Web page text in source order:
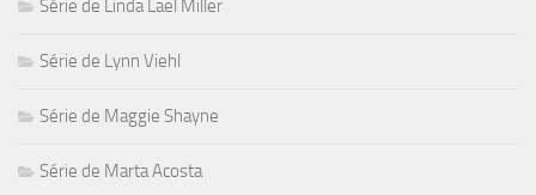
Série de Linda Lael Miller
Série de Lynn Viehl
Série de Maggie Shayne
Série de Marta Acosta